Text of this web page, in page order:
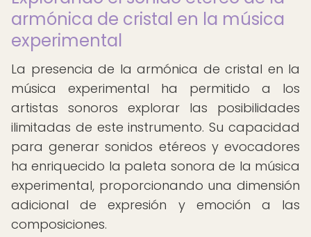
armónica de cristal en la música
experimental
La presencia de la armónica de cristal en la
música experimental ha permitido a los
artistas sonoros explorar las posibilidades
ilimitadas de este instrumento. Su capacidad
para generar sonidos etéreos y evocadores
ha enriquecido la paleta sonora de la música
experimental, proporcionando una dimensión
adicional de expresión y emoción a las
composiciones.